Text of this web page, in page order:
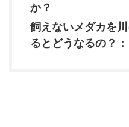
か？
飼えないメダカを
るとどうなるの？